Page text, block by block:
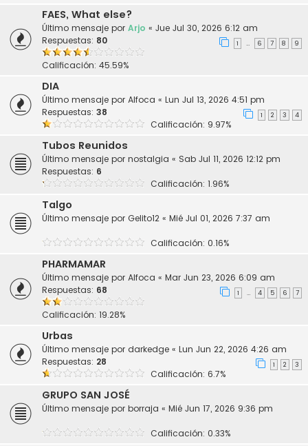
FAES, What else?
Último mensaje por Arjo « Jue Jul 30, 2026 6:12 am
Respuestas: 80 1 … 6 7 8 9
Calificación: 45.59%
DIA
Último mensaje por Alfoca « Lun Jul 13, 2026 4:51 pm
Respuestas: 38 1 2 3 4
Calificación: 9.97%
Tubos Reunidos
Último mensaje por nostalgia « Sab Jul 11, 2026 12:12 pm
Respuestas: 6
Calificación: 1.96%
Talgo
Último mensaje por Gelito12 « Mié Jul 01, 2026 7:37 am
Calificación: 0.16%
PHARMAMAR
Último mensaje por Alfoca « Mar Jun 23, 2026 6:09 am
Respuestas: 68 1 … 4 5 6 7
Calificación: 19.28%
Urbas
Último mensaje por darkedge « Lun Jun 22, 2026 4:26 am
Respuestas: 28 1 2 3
Calificación: 6.7%
GRUPO SAN JOSÉ
Último mensaje por borraja « Mié Jun 17, 2026 9:36 pm
Calificación: 0.33%